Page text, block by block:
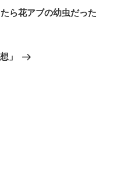
ら花アブの幼虫だった
」